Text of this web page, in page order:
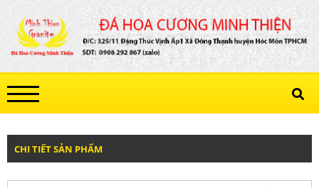
CHI TIẾT SẢN PHẨM